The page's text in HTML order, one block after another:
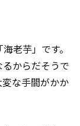
老芋」です。
からだそうで
な手間がかか